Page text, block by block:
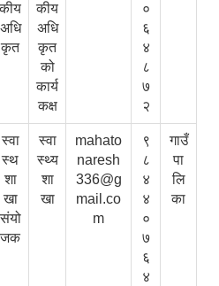
कीय
अधि
कृत
कीय
अधि
कृत
को
कार्य
कक्ष
०
६
४
८
७
२
स्वा
स्थ
शा
खा
संयो
जक
स्वा
स्थ्य
शा
खा
mahato
naresh
336@g
mail.co
m
९
८
४
४
०
७
६
४
गाउँ
पा
लि
का